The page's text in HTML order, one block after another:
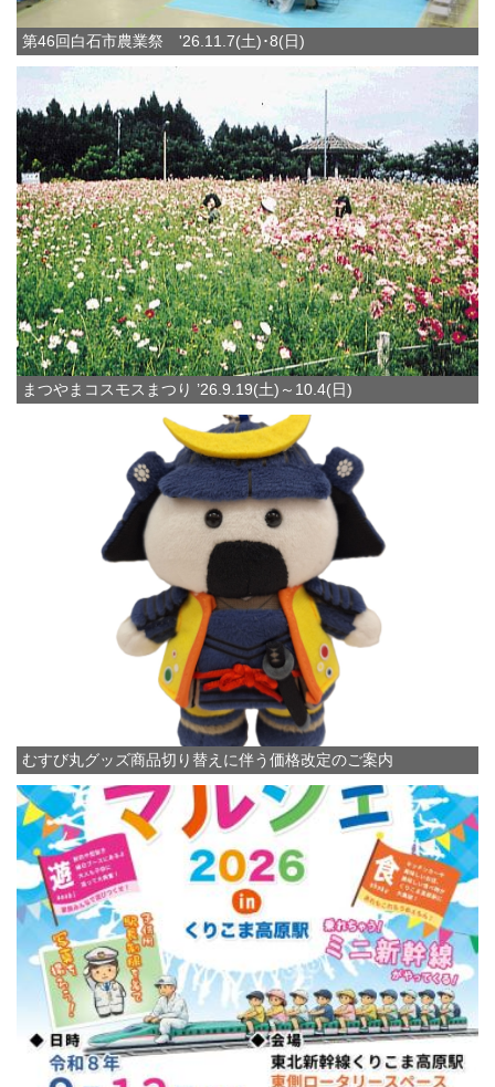
第46回白石市農業祭 '26.11.7(土)･8(日)
まつやまコスモスまつり ’26.9.19(土)～10.4(日)
むすび丸グッズ商品切り替えに伴う価格改定のご案内